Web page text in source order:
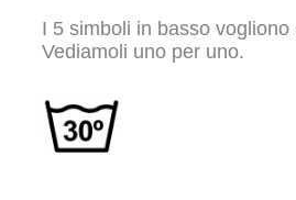
I 5 simboli in basso
Vediamoli uno per uno.